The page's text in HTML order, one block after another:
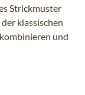
Strickmuster
klassischen
und